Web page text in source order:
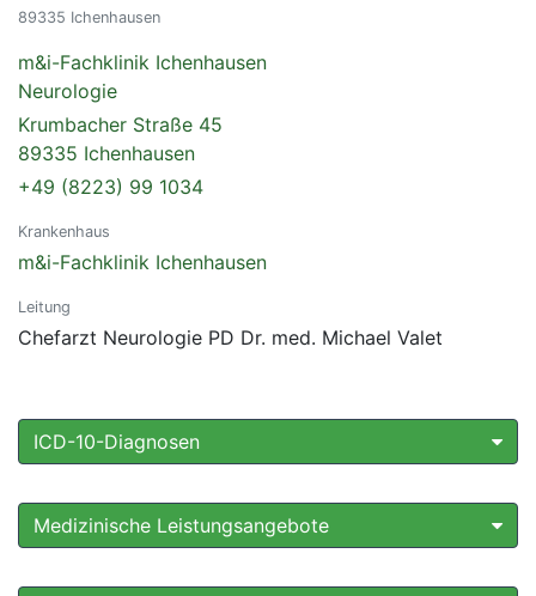
89335 Ichenhausen
m&i-Fachklinik Ichenhausen
Neurologie
Krumbacher Straße 45
89335 Ichenhausen
+49 (8223) 99 1034
Krankenhaus
m&i-Fachklinik Ichenhausen
Leitung
Chefarzt Neurologie PD Dr. med. Michael Valet
ICD-10-Diagnosen
Medizinische Leistungsangebote